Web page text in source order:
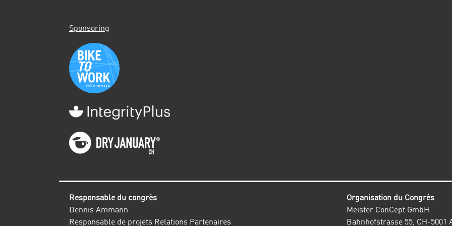
Sponsoring
Responsable du congrès
Dennis Ammann
Responsable de projets Relations Partenaires
Organisation du Congrès
Meister ConCept GmbH
Bahnhofstrasse 55, CH-5001